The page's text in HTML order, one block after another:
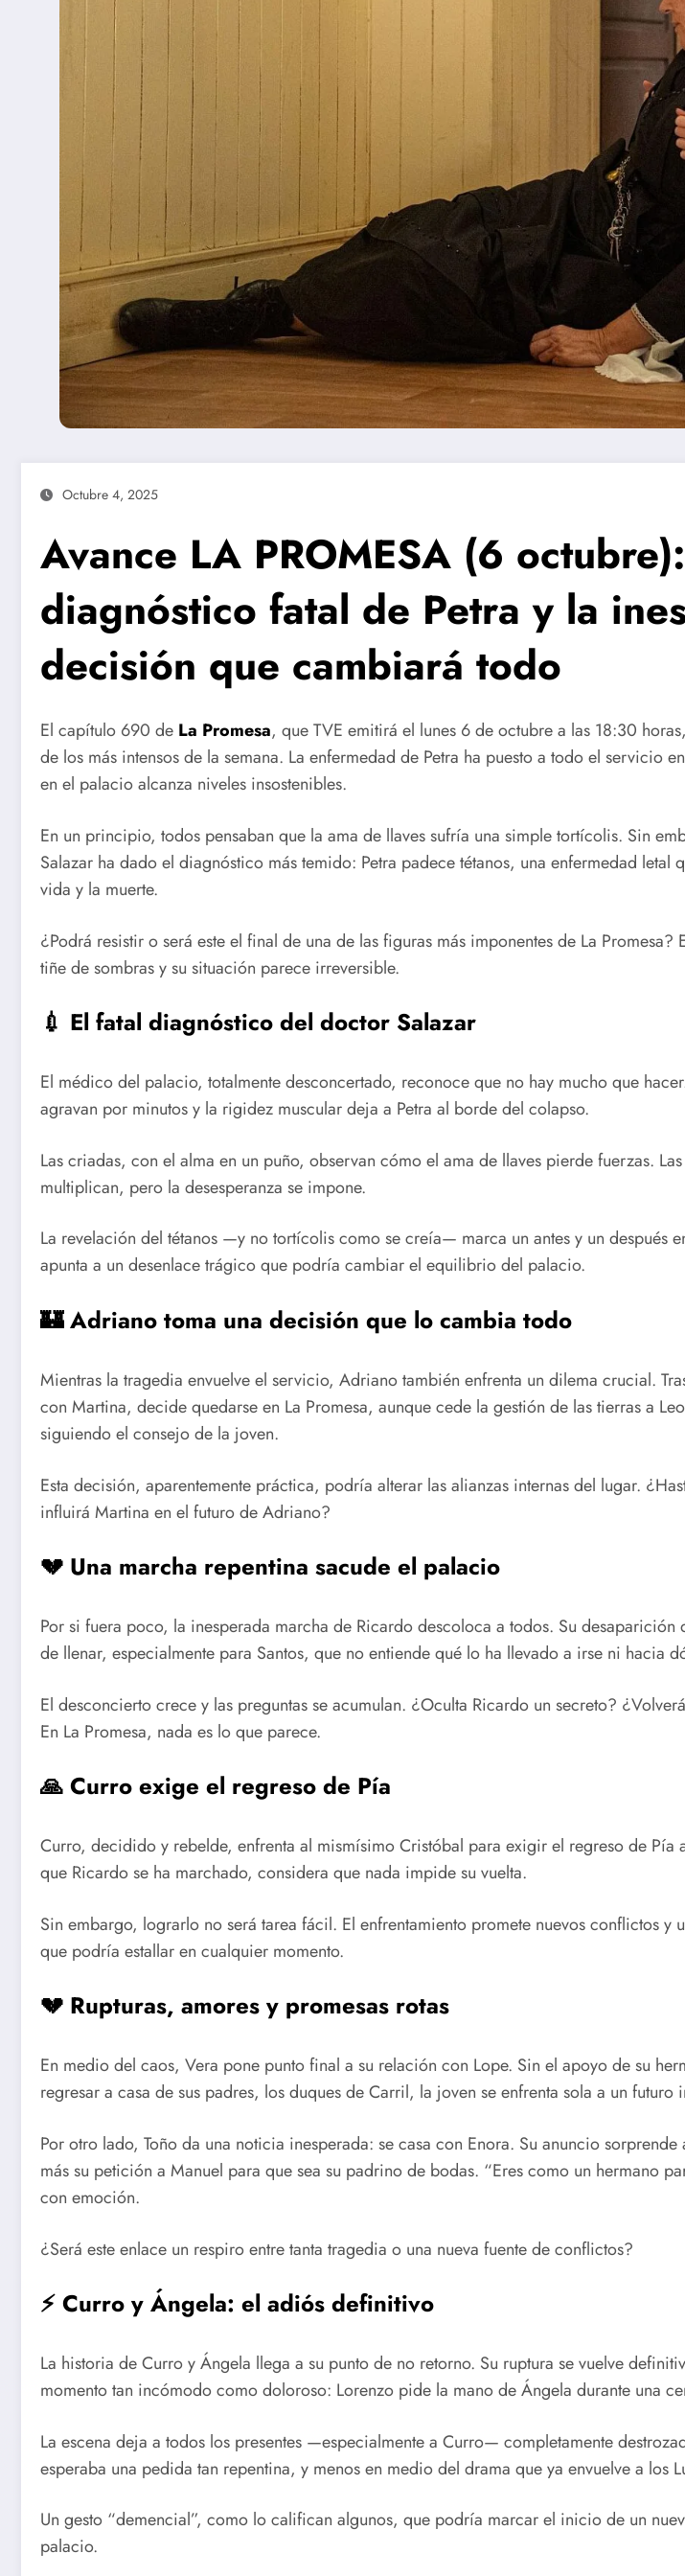
Octubre 4, 2025
Avance LA PROMESA (6
diagnóstico fatal de Petra y la
decisión que cambiará todo
El capítulo 690 de La Promesa, que TVE emitirá el lunes 6 de octubre a las 18:30
de los más intensos de la semana. La enfermedad de Petra ha puesto a todo el servicio
en el palacio alcanza niveles insostenibles.
En un principio, todos pensaban que la ama de llaves sufría una simple tortícolis. Sin
Salazar ha dado el diagnóstico más temido: Petra padece tétanos, una enfermedad letal
vida y la muerte.
¿Podrá resistir o será este el final de una de las figuras más imponentes de La Promesa?
tiñe de sombras y su situación parece irreversible.
💉 El fatal diagnóstico del doctor Salazar
El médico del palacio, totalmente desconcertado, reconoce que no hay mucho que
agravan por minutos y la rigidez muscular deja a Petra al borde del colapso.
Las criadas, con el alma en un puño, observan cómo el ama de llaves pierde fuerzas.
multiplican, pero la desesperanza se impone.
La revelación del tétanos —y no tortícolis como se creía— marca un antes y un después
apunta a un desenlace trágico que podría cambiar el equilibrio del palacio.
🏰 Adriano toma una decisión que lo cambia todo
Mientras la tragedia envuelve el servicio, Adriano también enfrenta un dilema crucial.
con Martina, decide quedarse en La Promesa, aunque cede la gestión de las tierras a
siguiendo el consejo de la joven.
Esta decisión, aparentemente práctica, podría alterar las alianzas internas del lugar.
influirá Martina en el futuro de Adriano?
💔 Una marcha repentina sacude el palacio
Por si fuera poco, la inesperada marcha de Ricardo descoloca a todos. Su
de llenar, especialmente para Santos, que no entiende qué lo ha llevado a irse ni hacia
El desconcierto crece y las preguntas se acumulan. ¿Oculta Ricardo un secreto?
En La Promesa, nada es lo que parece.
🙏 Curro exige el regreso de Pía
Curro, decidido y rebelde, enfrenta al mismísimo Cristóbal para exigir el regreso de Pía
que Ricardo se ha marchado, considera que nada impide su vuelta.
Sin embargo, lograrlo no será tarea fácil. El enfrentamiento promete nuevos conflictos y
que podría estallar en cualquier momento.
💔 Rupturas, amores y promesas rotas
En medio del caos, Vera pone punto final a su relación con Lope. Sin el apoyo de su
regresar a casa de sus padres, los duques de Carril, la joven se enfrenta sola a un futuro
Por otro lado, Toño da una noticia inesperada: se casa con Enora. Su anuncio
más su petición a Manuel para que sea su padrino de bodas. “Eres como un hermano
con emoción.
¿Será este enlace un respiro entre tanta tragedia o una nueva fuente de conflictos?
⚡ Curro y Ángela: el adiós definitivo
La historia de Curro y Ángela llega a su punto de no retorno. Su ruptura se vuelve
momento tan incómodo como doloroso: Lorenzo pide la mano de Ángela durante una
La escena deja a todos los presentes —especialmente a Curro— completamente
esperaba una pedida tan repentina, y menos en medio del drama que ya envuelve a los
Un gesto “demencial”, como lo califican algunos, que podría marcar el inicio de un
palacio.